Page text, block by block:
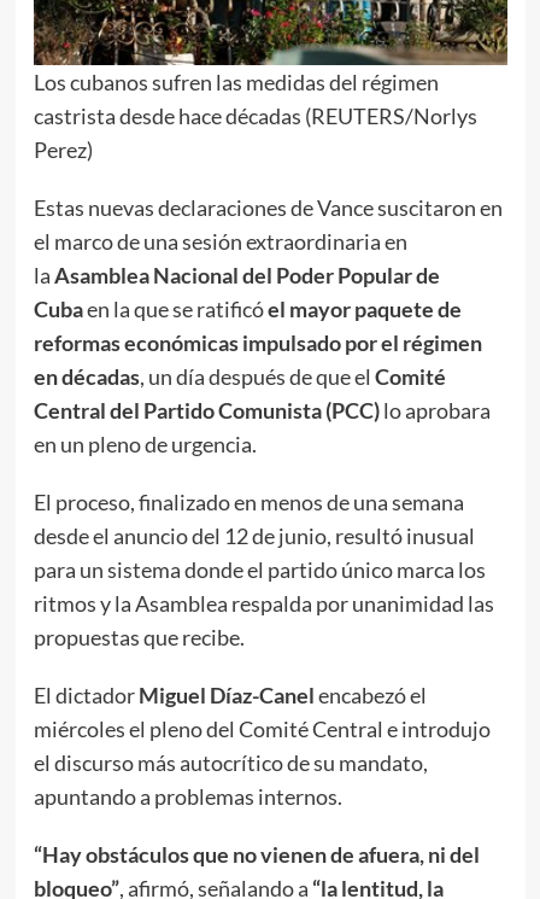
Los cubanos sufren las medidas del régimen
castrista desde hace décadas (REUTERS/Norlys
Perez)
Estas nuevas declaraciones de Vance suscitaron en
el marco de una sesión extraordinaria en
laAsamblea Nacional del Poder Popular de
Cubaen la que se ratificóel mayor paquete de
reformas económicas impulsado por el régimen
en décadas, un día después de que el Comité
Central del Partido Comunista (PCC)lo aprobara
en un pleno de urgencia.
El proceso, finalizado en menos de una semana
desde el anuncio del 12 de junio, resultó inusual
para un sistema donde el partido único marca los
ritmos y la Asamblea respalda por unanimidad las
propuestas que recibe.
El dictadorMiguel Díaz-Canelencabezó el
miércoles el pleno del Comité Central e introdujo
el discurso más autocrítico de su mandato,
apuntando a problemas internos.
“Hay obstáculos que no vienen de afuera, ni del
bloqueo”, afirmó, señalando a “la lentitud, la